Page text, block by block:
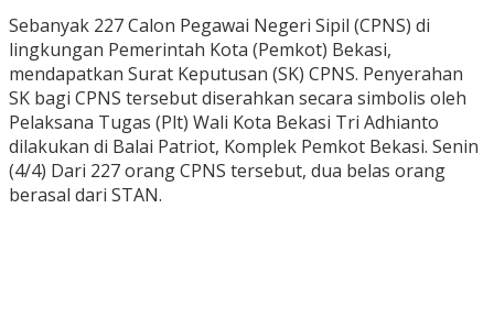
Sebanyak 227 Calon Pegawai Negeri Sipil (CPNS) di
lingkungan Pemerintah Kota (Pemkot) Bekasi,
mendapatkan Surat Keputusan (SK) CPNS. Penyerahan
SK bagi CPNS tersebut diserahkan secara simbolis oleh
Pelaksana Tugas (Plt) Wali Kota Bekasi Tri Adhianto
dilakukan di Balai Patriot, Komplek Pemkot Bekasi. Senin
(4/4) Dari 227 orang CPNS tersebut, dua belas orang
berasal dari STAN.